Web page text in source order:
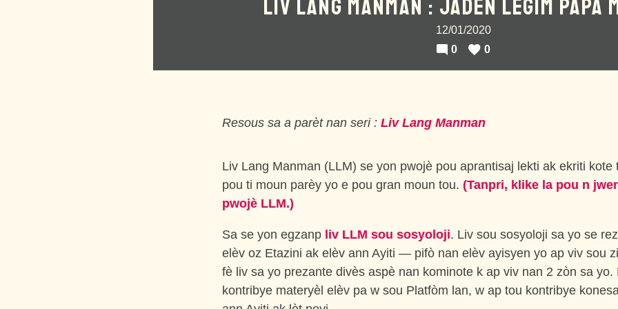
LIV LANG MANMAN : JADEN LEGIM PAPA
12/01/2020
0 0
Resous sa a parèt nan seri : Liv Lang Manman
Liv Lang Manman (LLM) se yon pwojè pou aprantisaj lekti ak ekriti kote
pou ti moun parèy yo e pou gran moun tou. (Tanpri, klike la pou n
pwojè LLM.)
Sa se yon egzanp liv LLM sou sosyoloji. Liv sou sosyoloji sa yo se
elèv oz Etazini ak elèv ann Ayiti — pifò nan elèv ayisyen yo ap viv sou
fè liv sa yo prezante divès aspè nan kominote k ap viv nan 2 zòn sa yo.
kontribye materyèl elèv pa w sou Platfòm lan, w ap tou kontribye